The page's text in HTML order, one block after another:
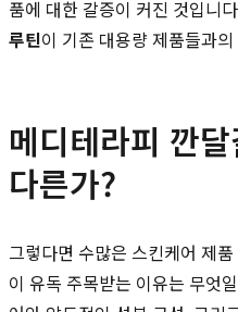
품에 대한 갈증이 커진 것입니
루틴이 기존 대용량 제품들과
메디테라피 깐
다른가?
그렇다면 수많은 스킨케어 제품
이 유독 주목받는 이유는 무엇